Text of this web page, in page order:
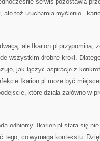
serwis pozostawia
ale też uruchamia myślenie.
ale Ikarion.pl przypomina,
wszystkim drobne kroki.
jak łączyć aspiracje z
Ikarion.pl może być
które działa zarówno w
odbiorcy. Ikarion.pl stara się
tego, co wymaga kontekstu.